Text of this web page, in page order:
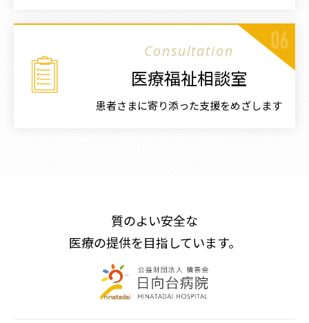
Consultation
医療福祉相談室
患者さまに寄り添った支援をめざします
質のよい安全な
医療の提供を目指しています。